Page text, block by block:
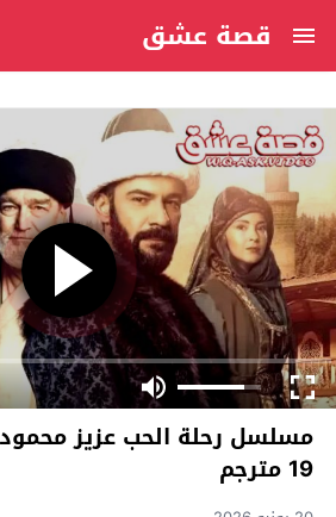
قصة عشق
مسلسل رحلة الحب عزيز
19 مترجم